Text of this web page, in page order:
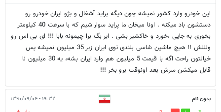
این خودرو وارد کشور نمیشه چون دیگه پراید آشغال و پژو ایران خودرو رو
دستشون باد میکنه . اونا میخان ما پراید سوار شیم که با سرعت 40 کیلومتر
بخوری به جایی ،خورد و خاکشیر بشی . ایر بگ برا چیمونه بابا !!! ای بی اس رو
ولللش !! هیچ ماشین شاسی بلندی توی ایران زیر 35 میلیون نمیشه پس
خیالتون راحت اگه با قیمت 5 میلیون هم وارد ایران بشه، یه 30 میلیون نا
قابل میکشن سرش بعد اونوقت برو بخر !!!
بدون نام ۱۹:۳۲ - ۱۳۹۰/۰۹/۰۴